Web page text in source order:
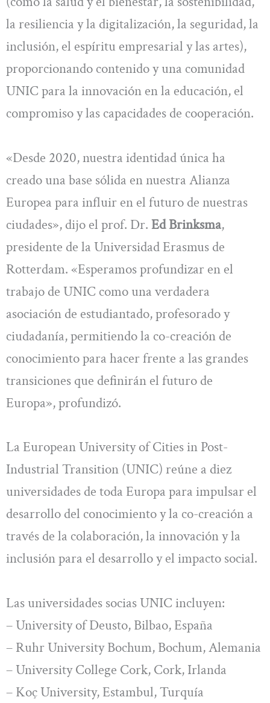
la resiliencia y la digitalización, la seguridad, la
inclusión, el espíritu empresarial y las artes),
proporcionando contenido y una comunidad
UNIC para la innovación en la educación, el
compromiso y las capacidades de cooperación.
«Desde 2020, nuestra identidad única ha
creado una base sólida en nuestra Alianza
Europea para influir en el futuro de nuestras
ciudades», dijo el prof. Dr. Ed Brinksma,
presidente de la Universidad Erasmus de
Rotterdam. «Esperamos profundizar en el
trabajo de UNIC como una verdadera
asociación de estudiantado, profesorado y
ciudadanía, permitiendo la co-creación de
conocimiento para hacer frente a las grandes
transiciones que definirán el futuro de
Europa», profundizó.
La European University of Cities in Post-
Industrial Transition (UNIC) reúne a diez
universidades de toda Europa para impulsar el
desarrollo del conocimiento y la co-creación a
través de la colaboración, la innovación y la
inclusión para el desarrollo y el impacto social.
Las universidades socias UNIC incluyen:
– University of Deusto, Bilbao, España
– Ruhr University Bochum, Bochum, Alemania
– University College Cork, Cork, Irlanda
– Koç University, Estambul, Turquía